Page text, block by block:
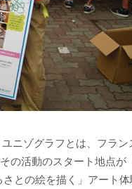
ニゾグラフとは、フラ
の活動のスタート地点
との絵を描く」アート